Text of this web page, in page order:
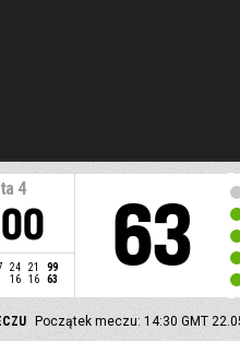
4
24 21
99
16 16 63 63
Początek meczu: 14:30 GMT